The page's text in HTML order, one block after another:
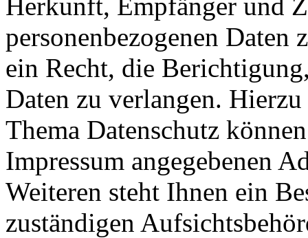
personenbezogenen Daten
ein Recht, die
Daten zu verlangen.
Thema Datenschutz
Impressum angegebenen
Weiteren steht Ihnen ein
zuständigen